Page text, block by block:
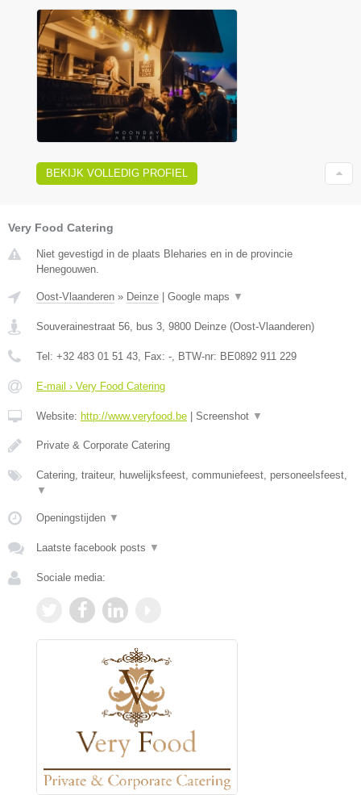
BEKIJK VOLLEDIG PROFIEL
Very Food Catering
Niet gevestigd in de plaats Bleharies en in de provincie
Henegouwen.
Oost-Vlaanderen » Deinze Google maps ▼
Souverainestraat 56, bus 3, 9800 Deinze (Oost-Vlaanderen)
Tel: +32 483 01 51 43, Fax: -, BTW-nr: BE0892 911 229
E-mail › Very Food Catering
Website: http://www.veryfood.be Screenshot ▼
Private & Corporate Catering
Catering, traiteur, huwelijksfeest, communiefeest, personeelsfeest,
▼
Openingstijden ▼
Laatste facebook posts ▼
Sociale media: